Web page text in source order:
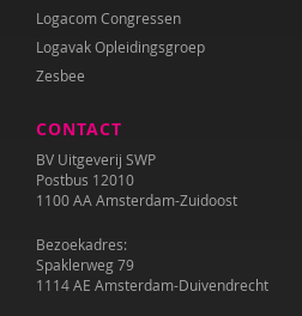
IJsbrand Jepma
Lisanne Jilink
Tilly de Jong
Annelies Karelse
Hilde Krajenbrink
Logacom Congressen
Logavak Opleidingsgroep
Zesbee
CONTACT
BV Uitgeverij SWP
Postbus 12010
1100 AA Amsterdam-Zuidoost
Bezoekadres:
Spaklerweg 79
1114 AE Amsterdam-Duivendrecht